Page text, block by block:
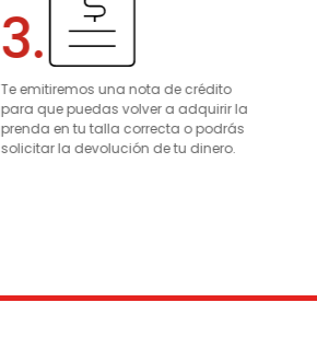
3.
Te emitiremos una nota de crédito
para que puedas volver a adquirir la
prenda en tu talla correcta o podrás
solicitar la devolución de tu dinero.